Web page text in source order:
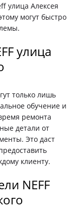
улица Алексея
могут быстро
улица
только лишь
обучение и
ремонта
детали от
Это даст
клиенту.
NEFF